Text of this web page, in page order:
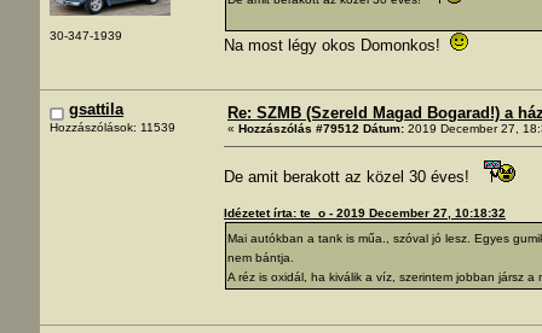
30-347-1939 Na most légy okos Domonkos!
gsattila
Hozzászólások: 11539
Re: SZMB (Szereld Magad Bogarad!) a
« Hozzászólás #79512 Dátum: 2019 December 27,
De amit berakott az közel 30 éves!
Idézetet írta: te_o - 2019 December 27, 10:18:32
Mai autókban a tank is műa., szóval jó lesz. Egyes
nem bántja.
A réz is oxidál, ha kiválik a víz, szerintem jobban jársz a